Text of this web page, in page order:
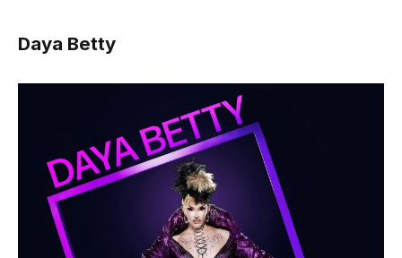
Daya Betty